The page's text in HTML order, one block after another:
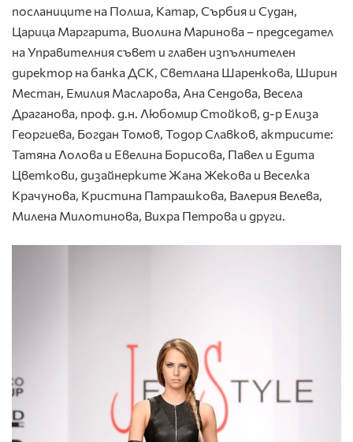
посланиците на Полша, Катар, Сърбия и Судан,
Царица Маргарита, Виолина Маринова – председател
на Управителния съвет и главен изпълнителен
директор на банка ДСК, Светлана Шаренкова, Ширин
Местан, Емилия Масларова, Ана Сендова, Весела
Драганова, проф. д.н. Любомир Стойков, д-р Елиза
Георгиева, Богдан Томов, Тодор Славков, актрисите:
Татяна Лолова и Евелина Борисова, Павел и Едита
Цветкови, дизайнерките Жана Жекова и Веселка
Крачунова, Кристина Патрашкова, Валерия Велева,
Милена Милотинова, Вихра Петрова и други.